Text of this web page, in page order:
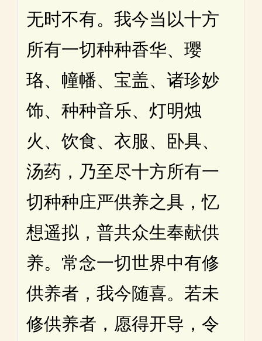
无时不有。我今当以十方
所有一切种种香华、璎
珞、幢幡、宝盖、诸珍妙
饰、种种音乐、灯明烛
火、饮食、衣服、卧具、
汤药，乃至尽十方所有一
切种种庄严供养之具，忆
想遥拟，普共众生奉献供
养。常念一切世界中有修
供养者，我今随喜。若未
修供养者，愿得开导，令